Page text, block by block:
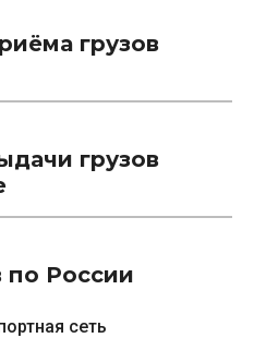
грузов
грузов
по России
сеть